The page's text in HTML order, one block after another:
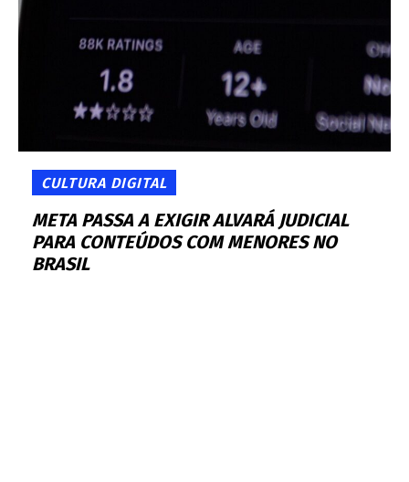
CULTURA DIGITAL
META PASSA A EXIGIR ALVARÁ JUDICIAL
PARA CONTEÚDOS COM MENORES NO
BRASIL